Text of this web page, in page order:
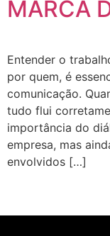
MARCA
Entender o
por quem, é
comunicação.
tudo flui
importância do
empresa, mas
envolvidos […]